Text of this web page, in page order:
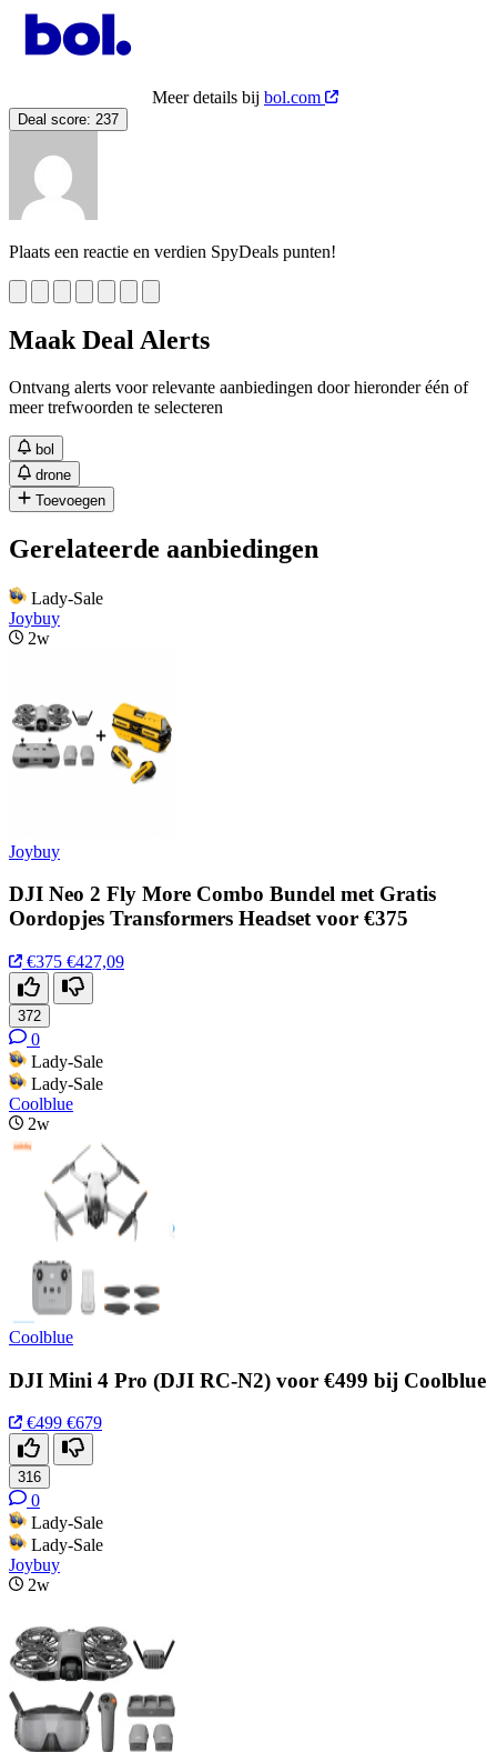
Meer details bij bol.com
Deal score: 237
Plaats een reactie en verdien SpyDeals punten!
Maak Deal Alerts
Ontvang alerts voor relevante aanbiedingen door hieronder één of
meer trefwoorden te selecteren
bol
drone
Toevoegen
Gerelateerde aanbiedingen
Lady-Sale
Joybuy
2w
Joybuy
DJI Neo 2 Fly More Combo Bundel met Gratis
Oordopjes Transformers Headset voor €375
€375 €427,09
372
0
Lady-Sale
Lady-Sale
Coolblue
2w
Coolblue
DJI Mini 4 Pro (DJI RC-N2) voor €499 bij Coolblue
€499 €679
316
0
Lady-Sale
Lady-Sale
Joybuy
2w